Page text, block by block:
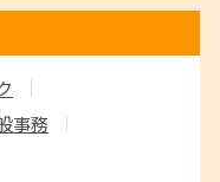
事務